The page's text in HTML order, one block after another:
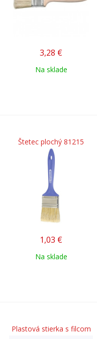
3,28 €
Na sklade
Štetec plochý 81215
1,03 €
Na sklade
Plastová stierka s filcom